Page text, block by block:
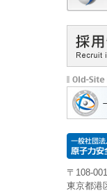
〒108-
東京都港